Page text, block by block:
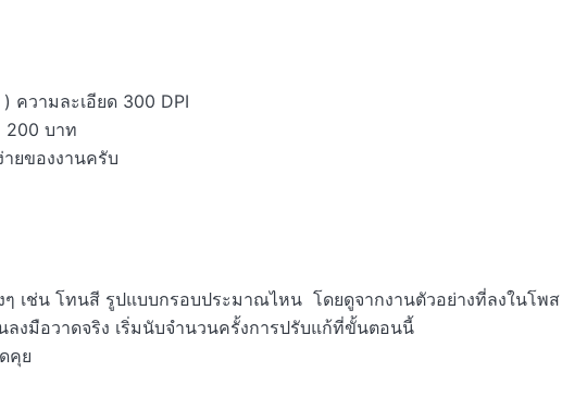
ความละเอียด 300 DPI
200 บาท
ยของงานครับ
ๆ เช่น โทนสี รูปแบบกรอบประมาณไหน  โดยดูจากงานตัวอย่างที่ลงในโพส
งมือวาดจริง เริ่มนับจำนวนครั้งการปรับแก้ที่ขั้นตอนนี้
คุย